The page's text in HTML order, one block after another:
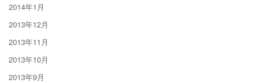
2014年1月
2013年12月
2013年11月
2013年10月
2013年9月